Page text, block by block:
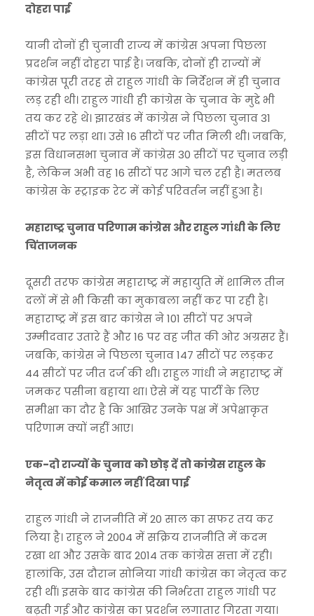
दोहरा पाई
यानी दोनों ही चुनावी राज्य में कांग्रेस अपना पिछला
प्रदर्शन नहीं दोहरा पाई है। जबकि, दोनों ही राज्यों में
कांग्रेस पूरी तरह से राहुल गांधी के निर्देशन में ही चुनाव
लड़ रही थी। राहुल गांधी ही कांग्रेस के चुनाव के मुद्दे भी
तय कर रहे थे। झारखंड में कांग्रेस ने पिछला चुनाव 31
सीटों पर लड़ा था। उसे 16 सीटों पर जीत मिली थी। जबकि,
इस विधानसभा चुनाव में कांग्रेस 30 सीटों पर चुनाव लड़ी
है, लेकिन अभी वह 16 सीटों पर आगे चल रही है। मतलब
कांग्रेस के स्ट्राइक रेट में कोई परिवर्तन नहीं हुआ है।
महाराष्‍ट्र चुनाव परिणाम कांग्रेस और राहुल गांधी के लिए
चिंताजनक
दूसरी तरफ कांग्रेस महाराष्ट्र में महायुति में शामिल तीन
दलों में से भी किसी का मुकाबला नहीं कर पा रही है।
महाराष्ट्र में इस बार कांग्रेस ने 101 सीटों पर अपने
उम्मीदवार उतारे हैं और 16 पर वह जीत की ओर अग्रसर हैं।
जबकि, कांग्रेस ने पिछला चुनाव 147 सीटों पर लड़कर
44 सीटों पर जीत दर्ज की थी। राहुल गांधी ने महाराष्ट्र में
जमकर पसीना बहाया था। ऐसे में यह पार्टी के लिए
समीक्षा का दौर है कि आखिर उनके पक्ष में अपेक्षाकृत
परिणाम क्यों नहीं आए।
एक-दो राज्यों के चुनाव को छोड़ दें तो कांग्रेस राहुल के
नेतृत्व में कोई कमाल नहीं दिखा पाई
राहुल गांधी ने राजनीति में 20 साल का सफर तय कर
लिया है। राहुल ने 2004 में सक्रिय राजनीति में कदम
रखा था और उसके बाद 2014 तक कांग्रेस सत्ता में रही।
हालांकि, उस दौरान सोनिया गांधी कांग्रेस का नेतृत्व कर
रही थीं। इसके बाद कांग्रेस की निर्भरता राहुल गांधी पर
बढ़ती गई और कांग्रेस का प्रदर्शन लगातार गिरता गया।